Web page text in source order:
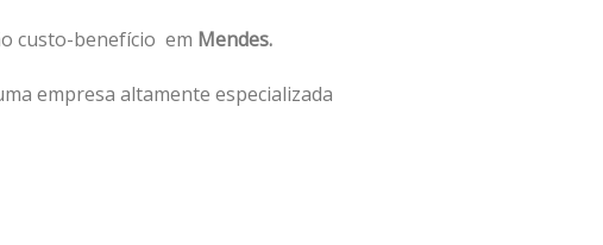
custo-benefício em Mendes.
empresa altamente especializada